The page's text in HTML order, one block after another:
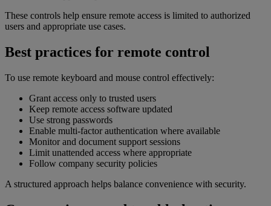
These controls help ensure remote access is limited to authorized
users and appropriate use cases.
Best practices for remote control
To use remote keyboard and mouse control effectively:
Grant access only to trusted users
Keep remote access software updated
Use strong passwords
Enable multi-factor authentication where available
Monitor and document support sessions
Limit unattended access where appropriate
Follow company security policies
A structured approach helps balance convenience with security.